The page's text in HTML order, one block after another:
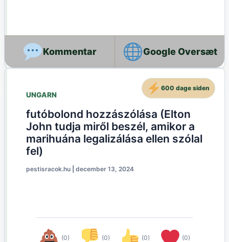
Google Oversæt
UNGARN
futóbolond hozzászólása (Elton
John tudja miről beszél, amikor a
marihuána legalizálása ellen szólal
fel)
pestisracok.hu december 13, 2024
(0) (0) (0) (0)
600 dage siden